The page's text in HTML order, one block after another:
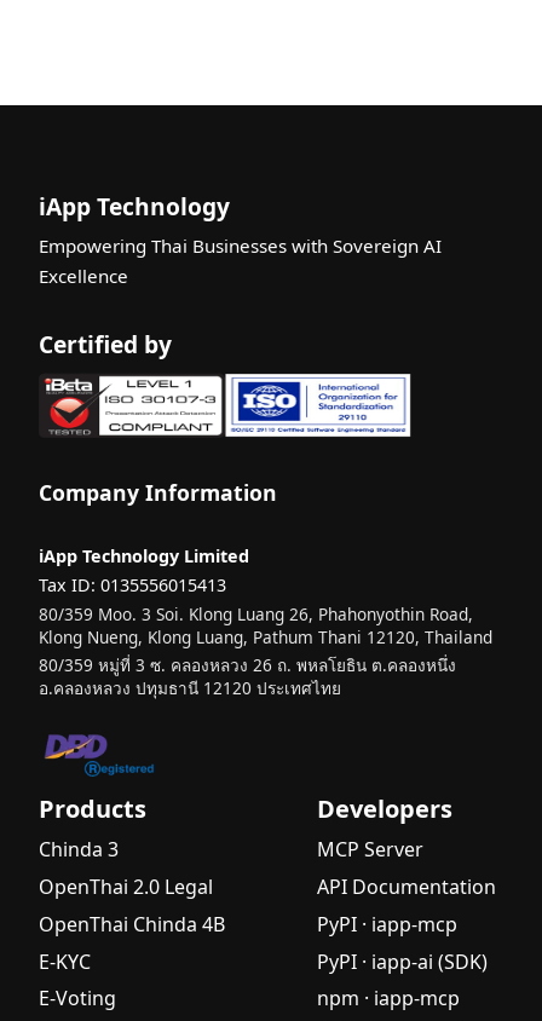
iApp Technology
Empowering Thai Businesses with Sovereign AI
Excellence
Certified by
Company Information
iApp Technology Limited
Tax ID: 0135556015413
80/359 Moo. 3 Soi. Klong Luang 26, Phahonyothin Road,
Klong Nueng, Klong Luang, Pathum Thani 12120, Thailand
80/359 หมู่ที่ 3 ซ. คลองหลวง 26 ถ. พหลโยธิน ต.คลองหนึ่ง
อ.คลองหลวง ปทุมธานี 12120 ประเทศไทย
Products
Chinda 3
OpenThai 2.0 Legal
OpenThai Chinda 4B
E-KYC
E-Voting
Developers
MCP Server
API Documentation
PyPI · iapp-mcp
PyPI · iapp-ai (SDK)
npm · iapp-mcp